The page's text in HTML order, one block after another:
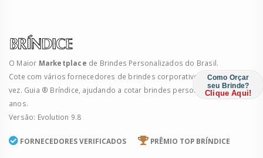
O Maior Marketplace de Brindes Personalizados do Brasil.
Cote com vários fornecedores de brindes corporativos de uma só
vez. Guia ® Bríndice, ajudando a cotar brindes personalizados há 39
anos.
Versão: Evolution 9.8
FORNECEDORES VERIFICADOS PRÊMIO TOP BRÍNDICE
Como Orçar
seu Brinde?
Clique Aqui!